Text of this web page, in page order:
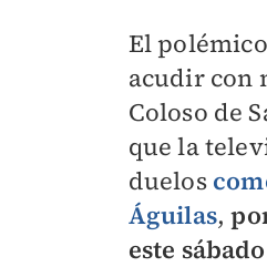
El
acudir con
Coloso de
que la
duelos
Águilas,
este sábado